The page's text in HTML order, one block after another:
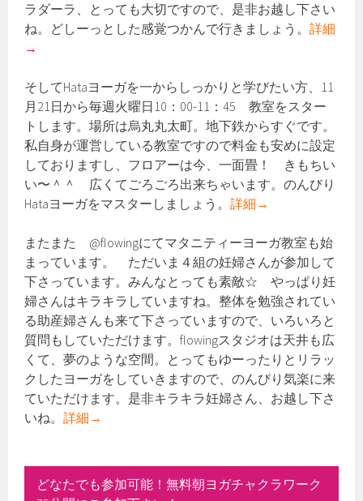
ラダーラ、とっても大切ですので、是非お越し下さい
ね。どしーっとした感覚つかんで行きましょう。詳細
→
そしてHataヨーガを一からしっかりと学びたい方、11
月21日から毎週火曜日10：00-11：45 教室をスター
トします。場所は烏丸丸太町。地下鉄からすぐです。
私自身が運営している教室ですので料金も安めに設定
しておりますし、フロアーは今、一面畳！ きもちい
い〜＾＾ 広くてごろごろ出来ちゃいます。のんびり
Hataヨーガをマスターしましょう。詳細→
またまた @flowingにてマタニティーヨーガ教室も始
まっています。 ただいま４組の妊婦さんが参加して
下さっています。みんなとっても素敵☆ やっぱり妊
婦さんはキラキラしていますね。整体を勉強されてい
る助産婦さんも来て下さっていますので、いろいろと
質問もしていただけます。flowingスタジオは天井も広
くて、夢のような空間。とってもゆーったりとリラッ
クしたヨーガをしていきますので、のんびり気楽に来
ていただけます。是非キラキラ妊婦さん、お越し下さ
いね。詳細→
どなたでも参加可能！無料朝ヨガチャクラワーク